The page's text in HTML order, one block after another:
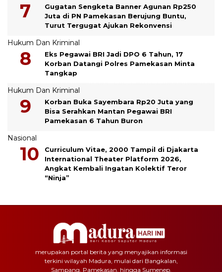
Gugatan Sengketa Banner Agunan Rp250
Juta di PN Pamekasan Berujung Buntu,
Turut Tergugat Ajukan Rekonvensi
Hukum Dan Kriminal
Eks Pegawai BRI Jadi DPO 6 Tahun, 17
Korban Datangi Polres Pamekasan Minta
Tangkap
Hukum Dan Kriminal
Korban Buka Sayembara Rp20 Juta yang
Bisa Serahkan Mantan Pegawai BRI
Pamekasan 6 Tahun Buron
Nasional
Curriculum Vitae, 2000 Tampil di Djakarta
International Theater Platform 2026,
Angkat Kembali Ingatan Kolektif Teror
“Ninja”
merupakan portal berita yang menyajikan informasi
terkini wilayah Madura, mulai dari Bangkalan,
Sampang, Pamekasan, hingga Sumenep.